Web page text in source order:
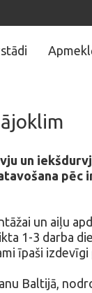
un
pēc
un aiļu
1-3 darba
īpaši izdevīgi
Baltijā,